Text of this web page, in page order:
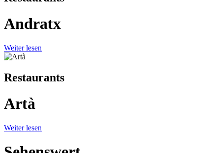
Andratx
Weiter lesen
Restaurants
Artà
Weiter lesen